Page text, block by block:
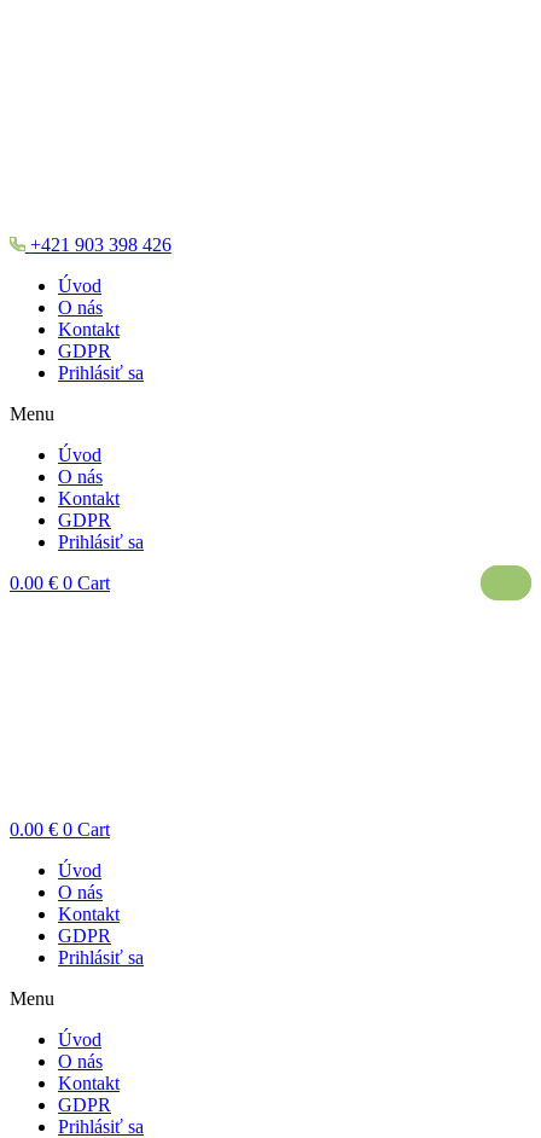
+421 903 398 426
Úvod
O nás
Kontakt
GDPR
Prihlásiť sa
Menu
Úvod
O nás
Kontakt
GDPR
Prihlásiť sa
0.00 € 0 Cart
0.00 € 0 Cart
Úvod
O nás
Kontakt
GDPR
Prihlásiť sa
Menu
Úvod
O nás
Kontakt
GDPR
Prihlásiť sa